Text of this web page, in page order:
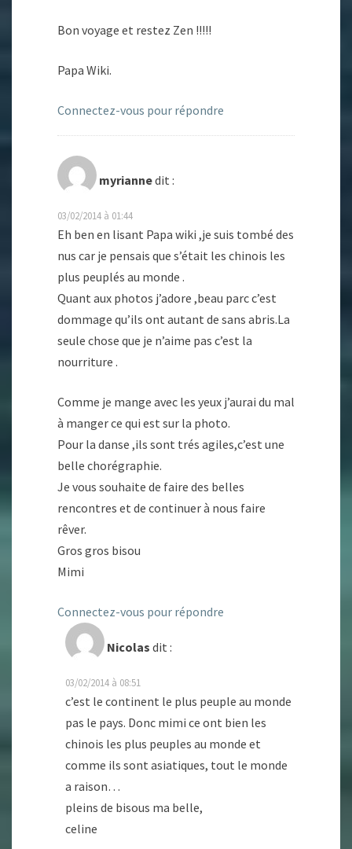
Bon voyage et restez Zen !!!!!
Papa Wiki.
Connectez-vous pour répondre
myriannedit :
03/02/2014 à 01:44
Eh ben en lisant Papa wiki ,je suis tombé des
nus car je pensais que s’était les chinois les
plus peuplés au monde .
Quant aux photos j’adore ,beau parc c’est
dommage qu’ils ont autant de sans abris.La
seule chose que je n’aime pas c’est la
nourriture .
Comme je mange avec les yeux j’aurai du mal
à manger ce qui est sur la photo.
Pour la danse ,ils sont trés agiles,c’est une
belle chorégraphie.
Je vous souhaite de faire des belles
rencontres et de continuer à nous faire
rêver.
Gros gros bisou
Mimi
Connectez-vous pour répondre
Nicolas dit :
03/02/2014 à 08:51
c’est le continent le plus peuple au monde
pas le pays. Donc mimi ce ont bien les
chinois les plus peuples au monde et
comme ils sont asiatiques, tout le monde
a raison…
pleins de bisous ma belle,
celine